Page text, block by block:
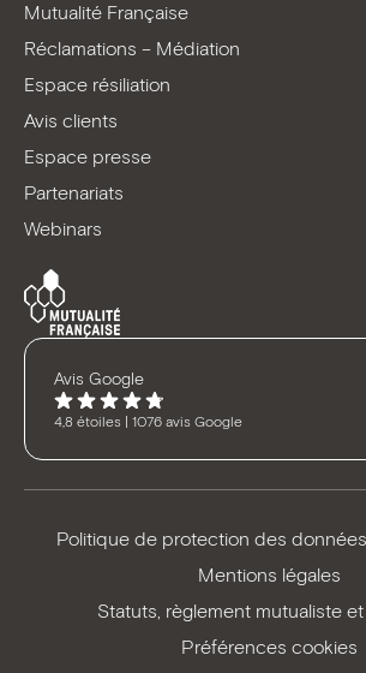
Mutualité Française
Réclamations – Médiation
Espace résiliation
Avis clients
Espace presse
Partenariats
Webinars
Avis Google
4,8 étoiles | 1076 avis Google
Politique de protection des
Mentions légales
Statuts, règlement mutualiste
Préférences cookies